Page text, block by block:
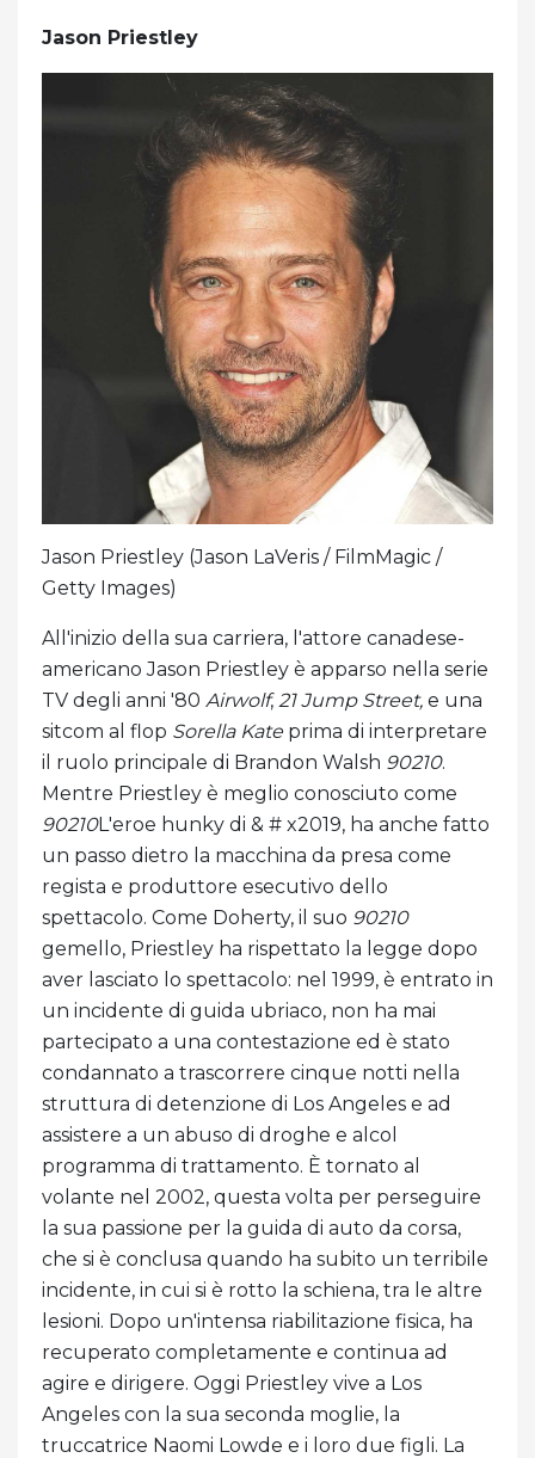
Jason Priestley
Jason Priestley (Jason LaVeris / FilmMagic /
Getty Images)
All'inizio della sua carriera, l'attore canadese-
americano Jason Priestley è apparso nella serie
TV degli anni '80 Airwolf,21 Jump Street, e una
sitcom al flop Sorella Kateprima di interpretare
il ruolo principale di Brandon Walsh 90210.
Mentre Priestley è meglio conosciuto come
90210L'eroe hunky di & # x2019, ha anche fatto
un passo dietro la macchina da presa come
regista e produttore esecutivo dello
spettacolo. Come Doherty, il suo 90210
gemello, Priestley ha rispettato la legge dopo
aver lasciato lo spettacolo: nel 1999, è entrato in
un incidente di guida ubriaco, non ha mai
partecipato a una contestazione ed è stato
condannato a trascorrere cinque notti nella
struttura di detenzione di Los Angeles e ad
assistere a un abuso di droghe e alcol
programma di trattamento. È tornato al
volante nel 2002, questa volta per perseguire
la sua passione per la guida di auto da corsa,
che si è conclusa quando ha subito un terribile
incidente, in cui si è rotto la schiena, tra le altre
lesioni. Dopo un'intensa riabilitazione fisica, ha
recuperato completamente e continua ad
agire e dirigere. Oggi Priestley vive a Los
Angeles con la sua seconda moglie, la
truccatrice Naomi Lowde e i loro due figli. La